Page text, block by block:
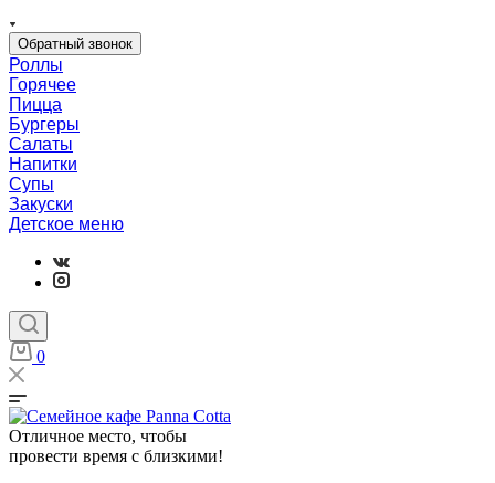
Обратный звонок
Роллы
Горячее
Пицца
Бургеры
Салаты
Напитки
Супы
Закуски
Детское меню
0
Отличное место, чтобы
провести время с близкими!